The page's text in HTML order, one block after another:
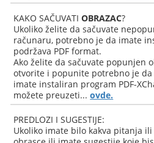
KAKO SAČUVATIOBRAZAC?
Ukoliko želite da sačuvate
računaru, potrebno je da imate
podržava PDF format.
Ako želite da sačuvate popunjen
otvorite i popunite potrebno je da
imate instaliran program PDF-
možete preuzeti...ovde.
PREDLOZI I SUGESTIJE:
Ukoliko imate bilo kakva pitanja